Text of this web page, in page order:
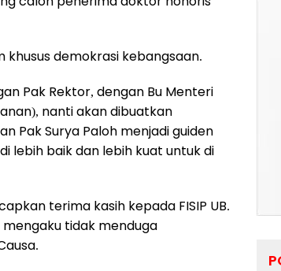
khusus demokrasi kebangsaan.
Pak Rektor, dengan Bu Menteri
nanti akan dibuatkan
Pak Surya Paloh menjadi guiden
lebih baik dan lebih kuat untuk di
terima kasih kepada FISIP UB.
mengaku tidak menduga